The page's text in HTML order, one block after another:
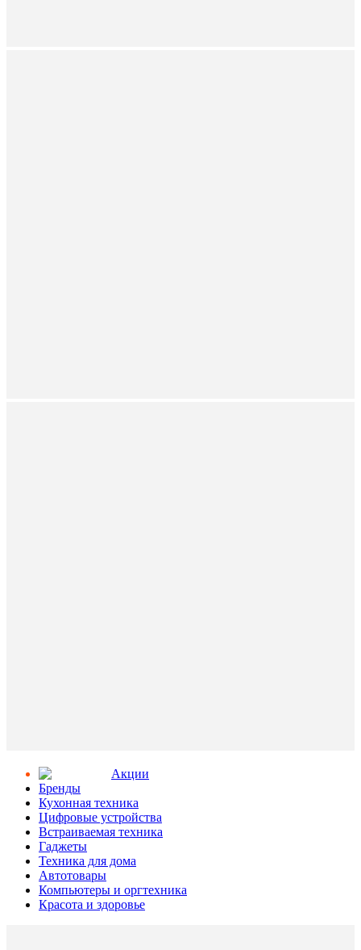
Aкции
Бренды
Кухонная техника
Цифровые устройства
Встраиваемая техника
Гаджеты
Техника для дома
Автотовары
Компьютеры и оргтехника
Красота и здоровье